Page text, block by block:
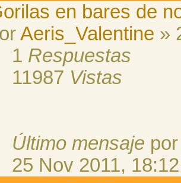
en bares de
Aeris_Valentine »
1 Respuestas
11987 Vistas
Último mensaje
25 Nov 2011, 18:12